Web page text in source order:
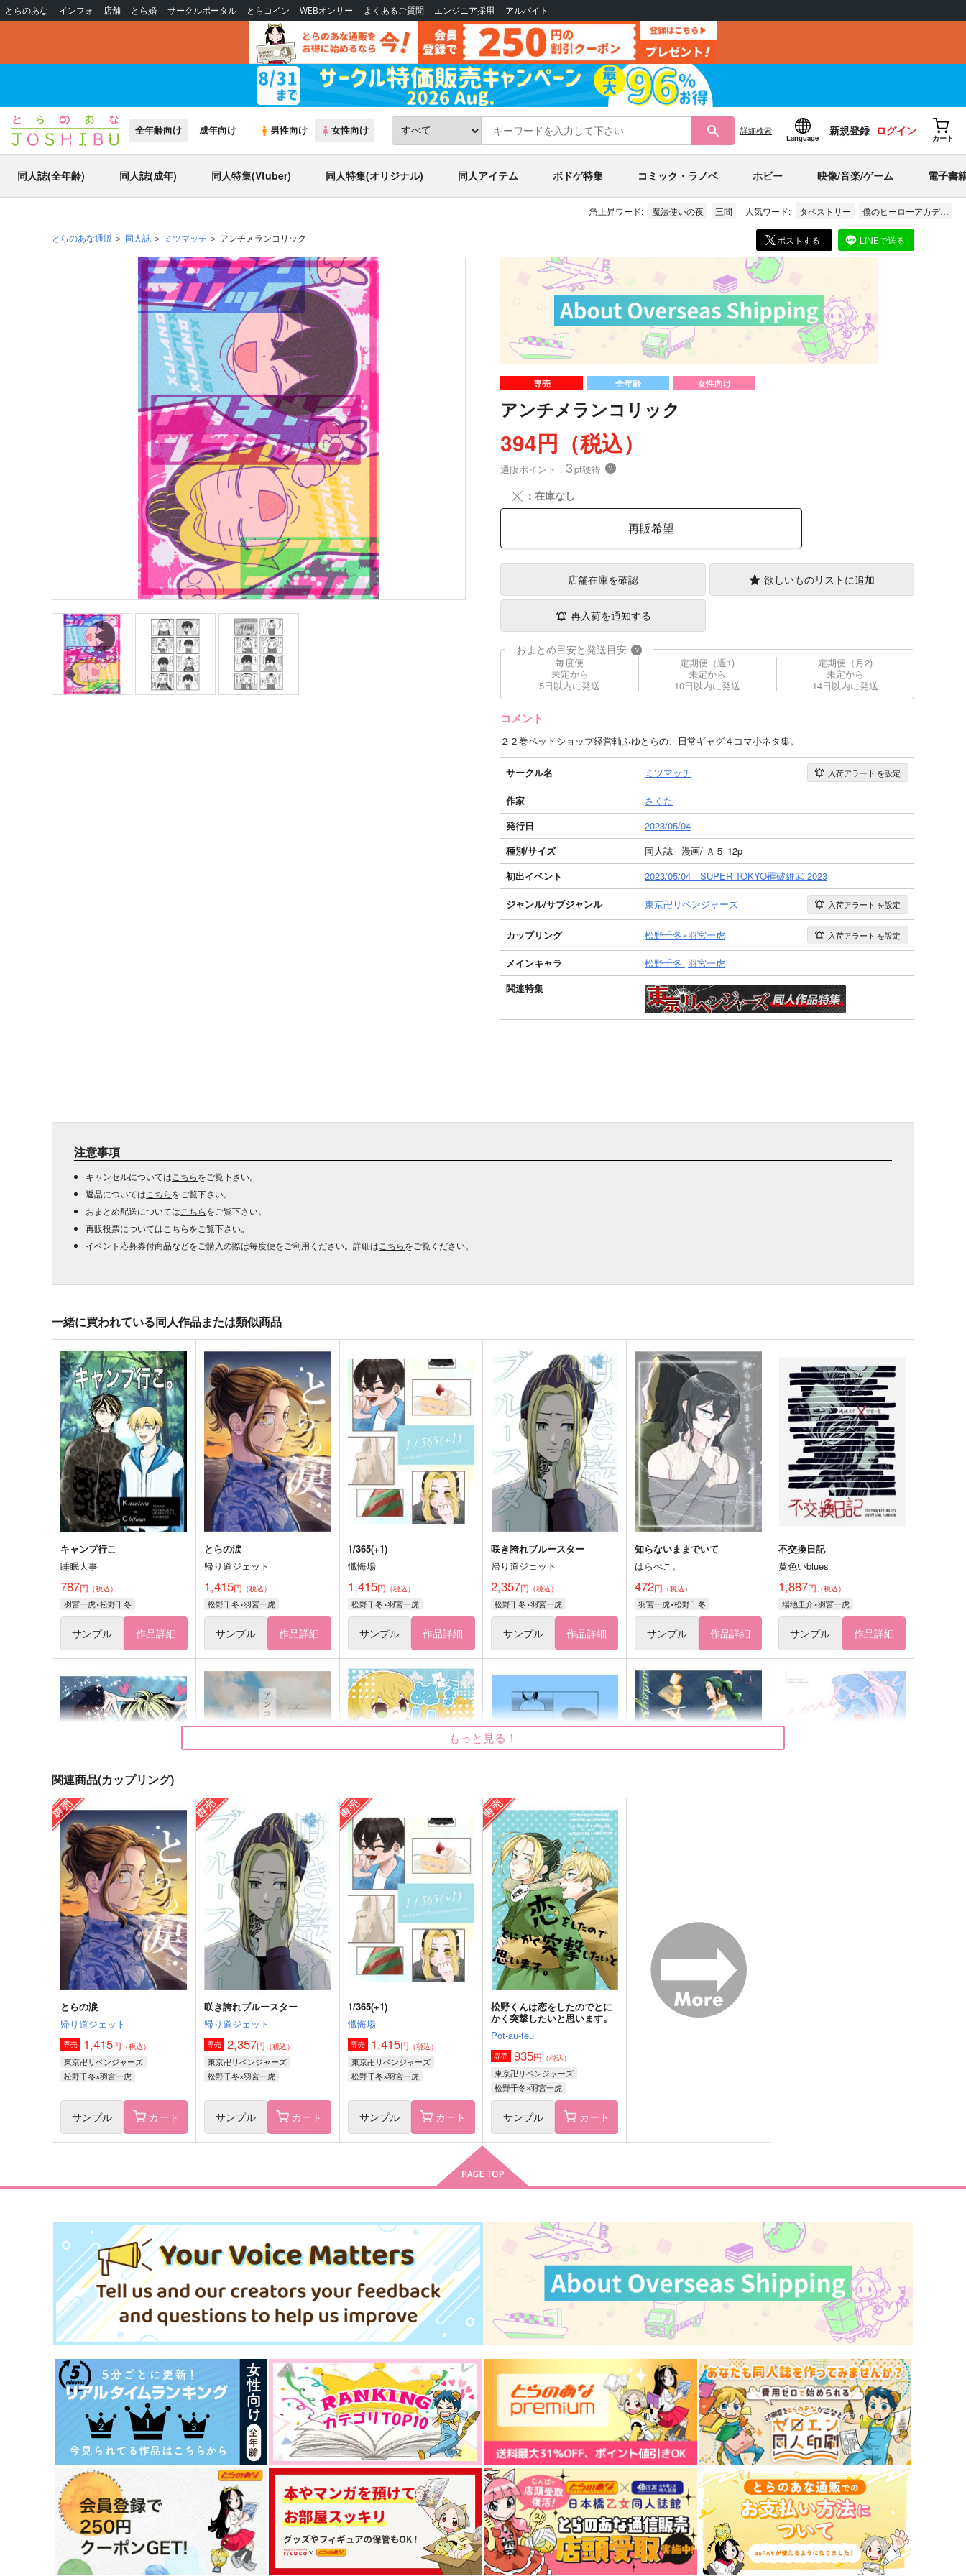
とらのあな インフォ 店舗 とら婚 サークルポータル とらコイン WEBオンリー よくあるご質問 エンジニア採用 アルバイト
全年齢向け 成年向け 男性向け 女性向け 詳細検索
Language
新規登録 ログイン
カート
同人誌(全年齢) 同人誌(成年) 同人特集(Vtuber) 同人特集(オリジナル) 同人アイテム ボドゲ特集 コミック・ラノベ ホビー 映像/音楽/ゲーム 電子書
急上昇ワード: 魔法使いの夜 三間 人気ワード: タペストリー 僕のヒーローアカデ…
とらのあな通販 同人誌 ミツマッチ アンチメランコリック ポストする LINEで送る
専売 全年齢 女性向け
アンチメランコリック
394円（税込）
通販ポイント： 3pt獲得 ？
╳ ：在庫なし
再販希望
店舗在庫を確認 欲しいものリストに追加
再入荷を通知する
おまとめ目安と発送目安 ?
毎度便
未定から
5日以内に発送
定期便（週1)
未定から
10日以内に発送
定期便（月2)
未定から
14日以内に発送
コメント
２２巻ペットショップ経営軸ふゆとらの、日常ギャグ４コマ小ネタ集。
サークル名 ミツマッチ 入荷アラート を設定
作家
さくた
発行日
2023/05/04
種別/サイズ
同人誌 - 漫画/ Ａ５ 12p
初出イベント
2023/05/04 SUPER TOKYO罹破維武 2023
ジャンル/サブジャンル 東京卍リベンジャーズ 入荷アラート を設定
カップリング 松野千冬×羽宮一虎 入荷アラート を設定
メインキャラ 松野千冬 羽宮一虎
関連特集
注意事項
キャンセルについては こちらをご覧下さい。
返品については こちらをご覧下さい。
おまとめ配送については こちらをご覧下さい。
再販投票については こちらをご覧下さい。
イベント応募券付商品などをご購入の際は毎度便をご利用ください。詳細は こちらをご覧ください。
一緒に買われている同人作品または類似商品
キャンプ行こ
睡眠大事
787円 （税込）
羽宮一虎×松野千冬
サンプル 作品詳細
とらの涙
帰り道ジェット
1,415円 （税込）
松野千冬×羽宮一虎
サンプル 作品詳細
1/365(+1)
懺悔場
1,415円 （税込）
松野千冬×羽宮一虎
サンプル 作品詳細
咲き誇れブルースター
帰り道ジェット
2,357円 （税込）
松野千冬×羽宮一虎
サンプル 作品詳細
知らないままでいて
はらぺこ。
472円 （税込）
羽宮一虎×松野千冬
サンプル 作品詳細
不交換日記
黄色いblues
1,887円 （税込）
場地圭介×羽宮一虎
サンプル 作品詳細
ALL IDOL TORA
ONESTAR
660円（税込）
羽宮一虎×場地圭介
サンプル 作品詳細
アンコールはいらない
CHIBORI
993円 （税込）
羽宮一虎×場地圭介
サンプル 作品詳細
千冬がぬいになりまして！？
TSUBUKKO
629円 （税込）
松野千冬×花垣武道
サンプル 作品詳細
Anecdotes
こんなもん
472円（税込）
場地圭介×松野千冬
サンプル 作品詳細
場地圭介×松野千冬
サンプル 作品詳細
あおくひかる
715円
松野千冬×場地圭介
サンプル 作品詳細
夜明けのトゥルーエンド
660円（税込）
松野千冬×場地圭介
初恋
315円（税込）
サンプル 作品詳細
Two juvenile birds
2,357円 （税込）
場地圭介×松野千冬
作品詳細
In summer
1,100円
サンプル 作品詳細
エンドロールで終わりじゃな
629円
松野千冬×花垣武道
サンプル 作品詳細
白雪姫 THE AFTER
Mimosa
円（税込）
場地圭介×松野千冬
ラムジレンマ
雪國
1,572円（税込）
佐野万次郎×花垣武道
もっと見る！
関連商品(カップリング)
とらの涙
帰り道ジェット
専売 1,415円 （税込）
東京卍リベンジャーズ
松野千冬×羽宮一虎
サンプル カート
咲き誇れブルースター
帰り道ジェット
専売 2,357円 （税込）
東京卍リベンジャーズ
松野千冬×羽宮一虎
サンプル カート
1/365(+1)
懺悔場
専売 1,415円 （税込）
東京卍リベンジャーズ
松野千冬×羽宮一虎
サンプル カート
松野くんは恋をしたのでとに
かく突撃したいと思います。
Pot-au-feu
専売 935円 （税込）
東京卍リベンジャーズ
松野千冬×羽宮一虎
サンプル カート